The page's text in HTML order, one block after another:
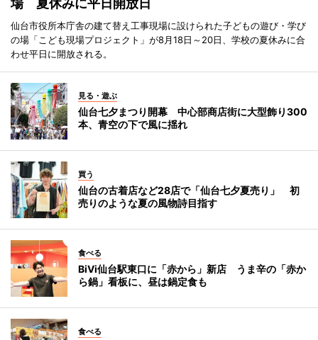
仙台市役所本庁舎の建て替え工事現場に設けられた子どもの遊び・学び
の場「こども現場プロジェクト」が8月18日～20日、学校の夏休みに合
わせ平日に開放される。
見る・遊ぶ
仙台七夕まつり開幕 中心部商店街に大型飾り300
本、青空の下で風に揺れ
買う
仙台の古着店など28店で「仙台七夕夏売り」 初
売りのような夏の風物詩目指す
食べる
BiVi仙台駅東口に「赤から」新店 うま辛の「赤か
ら鍋」看板に、昼は鍋定食も
食べる